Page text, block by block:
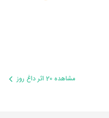
مشاهده 20 اثر داغ روز